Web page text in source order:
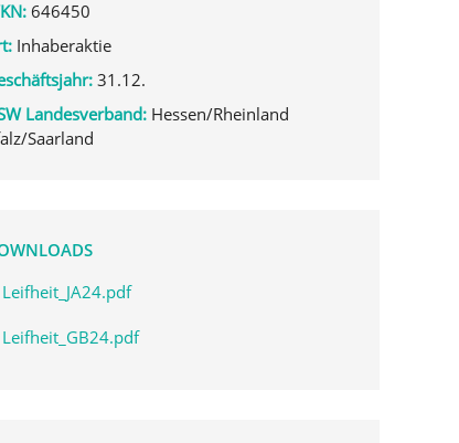
646450
Inhaberaktie
31.12.
Landesverband: Hessen/Rheinland
Saarland
Leifheit_JA24.pdf
Leifheit_GB24.pdf